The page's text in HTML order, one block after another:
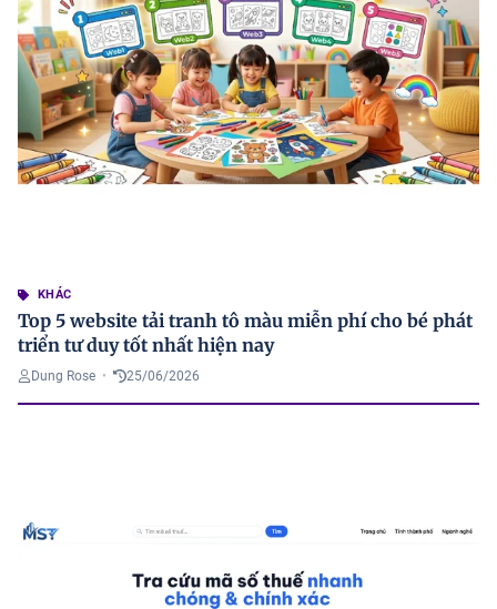
KHÁC
Top 5 website tải tranh tô màu miễn phí cho bé phát
triển tư duy tốt nhất hiện nay
Dung Rose • 25/06/2026